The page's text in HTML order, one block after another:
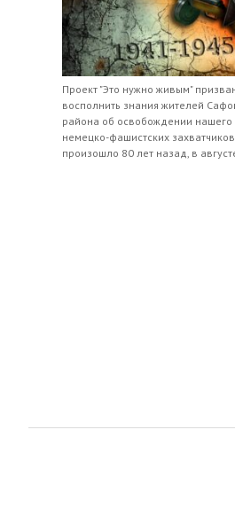
Проект "Это нужно живым"
восполнить знания жителей
района об освобождении нашего
немецко-фашистских
произошло 80 лет назад, в